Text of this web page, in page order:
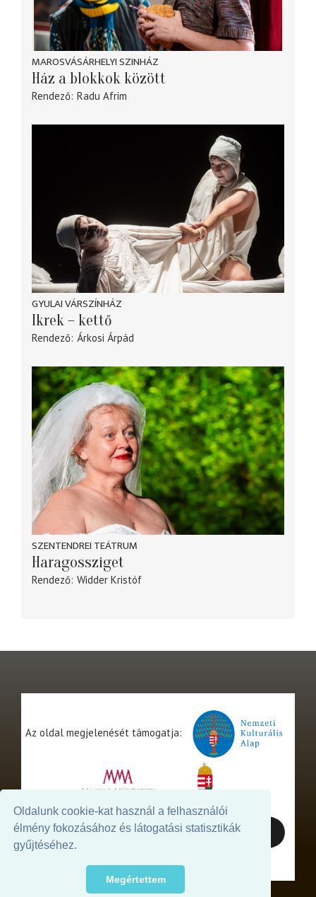
Oldalunk cookie-kat használ a felhasználói
élmény fokozásához és látogatási statisztikák
gyűjtéséhez.
Megértettem
MAROSVÁSÁRHELYI SZINHÁZ
Ház a blokkok között
Rendező Radu Afrim
GYULAI VÁRSZÍNHÁZ
Ikrek – kettő
Rendező Árkosi Árpád
SZENTENDREI TEÁTRUM
Haragossziget
Rendező Widder Kristóf
Az oldal megjelenését támogatja: